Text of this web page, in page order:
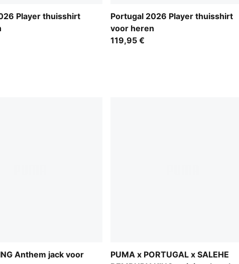
Player thuisshirt
Portugal 2026 Player thuisshirt
voor heren
119,95 €
Anthem jack voor
PUMA x PORTUGAL x SALEHE